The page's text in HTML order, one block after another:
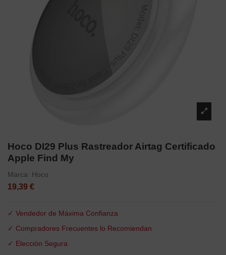
Hoco DI29 Plus Rastreador Airtag Certificado
Apple Find My
Marca: Hoco
19,39 €
✓ Vendedor de Máxima Confianza
✓ Compradores Frecuentes lo Recomiendan
✓ Elección Segura